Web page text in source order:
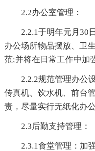
2.2办公室管理：
2.2.1于明年元月30
办公场所物品摆放、卫
范;并将在日常工作中加
2.2.2规范管理办公
传真机、饮水机、前台
责，尽量实行无纸化办
2.3后勤支持管理：
2.3.1食堂管理：加